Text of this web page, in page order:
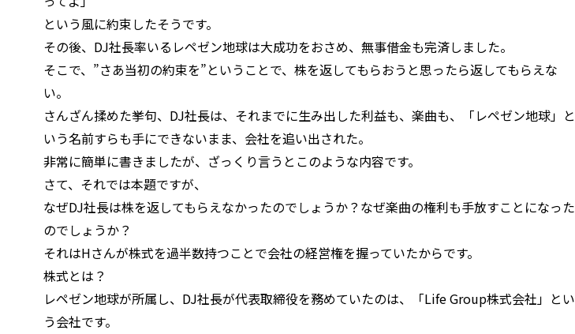
という風に約束したそうです。
その後、DJ社長率いるレペゼン地球は大成功をおさめ、無事借金も完済しました。
そこで、”さあ当初の約束を”ということで、株を返してもらおうと思ったら返してもらえな
い。
さんざん揉めた挙句、DJ社長は、それまでに生み出した利益も、楽曲も、「レペゼン地球」と
いう名前すらも手にできないまま、会社を追い出された。
非常に簡単に書きましたが、ざっくり言うとこのような内容です。
さて、それでは本題ですが、
なぜDJ社長は株を返してもらえなかったのでしょうか？なぜ楽曲の権利も手放すことになった
のでしょうか？
それはHさんが株式を過半数持つことで会社の経営権を握っていたからです。
株式とは？
レペゼン地球が所属し、DJ社長が代表取締役を務めていたのは、「Life Group株式会社」とい
う会社です。